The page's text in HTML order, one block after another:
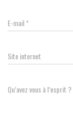
E-mail*
Site internet
Qu’avez vous à l’esprit ?